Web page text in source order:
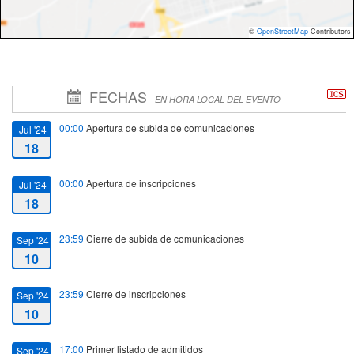
© OpenStreetMap Contributors
FECHAS EN HORA LOCAL DEL EVENTO
Jul '24
18
00:00 Apertura de subida de comunicaciones
Jul '24
18
00:00 Apertura de inscripciones
Sep '24
10
23:59 Cierre de subida de comunicaciones
Sep '24
10
23:59 Cierre de inscripciones
Sep '24 17:00 Primer listado de admitidos